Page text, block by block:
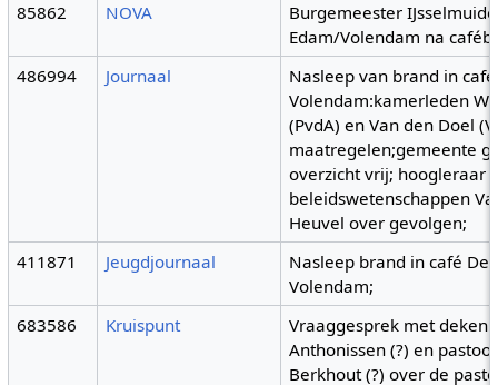
85862
NOVA
Burgemeester
Edam/Volendam na
486994
Journaal
Nasleep van brand in
Volendam:kamerleden
(PvdA) en Van den Doel
maatregelen;gemeente
overzicht vrij; hoogleraar
beleidswetenschappen
Heuvel over gevolgen;
411871
Jeugdjournaal
Nasleep brand in café De
Volendam;
683586
Kruispunt
Vraaggesprek met deken
Anthonissen (?) en
Berkhout (?) over de